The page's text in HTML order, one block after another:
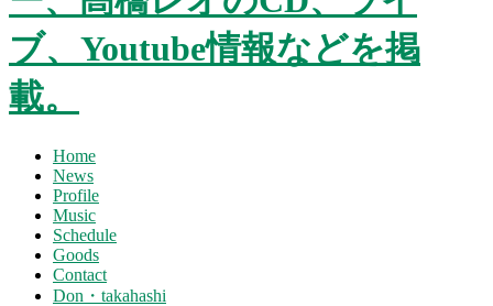
Home
News
Profile
Music
Schedule
Goods
Contact
Don・takahashi